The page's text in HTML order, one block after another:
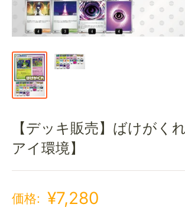
【デッキ販売】ばけがく
アイ環境】
価格: ¥7,280